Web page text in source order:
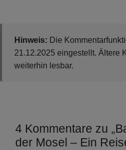
Hinweis: Die
21.12.2025 eingestellt. Ältere
weiterhin lesbar.
4 Kommentare zu
der Mosel – Ein